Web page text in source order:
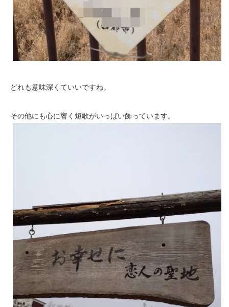
どれも意味深くていいですね。
その他にも心に響く短歌がいっばい飾っています。